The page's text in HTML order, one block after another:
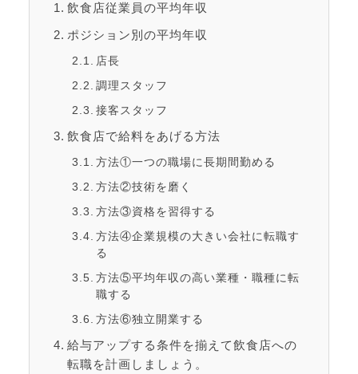
飲食店従業員の平均年収
ポジション別の平均年収
店長
調理スタッフ
接客スタッフ
飲食店で給料をあげる方法
方法①一つの職場に長期間勤める
方法②技術を磨く
方法③資格を習得する
方法④企業規模の大きい会社に転職す
る
方法⑤平均年収の高い業種・職種に転
職する
方法⑥独立開業する
給与アップする条件を揃えて飲食店への
転職を計画しましょう。